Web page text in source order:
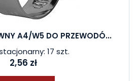
A4/W5 DO PRZEWODÓ...
17 szt.
2,56 zł